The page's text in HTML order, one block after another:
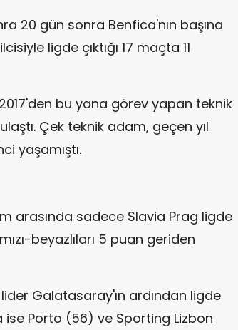
20 gün sonra Benfica'nın başına
ligde çıktığı 17 maçta 11
2017'den bu yana görev yapan teknik
Çek teknik adam, geçen yıl
yaşamıştı.
arasında sadece Slavia Prag ligde
beyazlıları 5 puan geriden
Galatasaray'ın ardından ligde
ise Porto (56) ve Sporting Lizbon